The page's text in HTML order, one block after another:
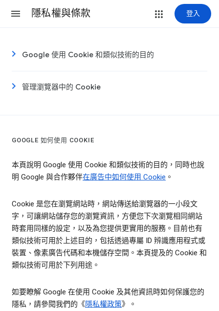
隱私權與條款 登入
Google 使用 Cookie 和類似技術的目的
管理瀏覽器中的 Cookie
GOOGLE 如何使用 COOKIE
本頁說明 Google 使用 Cookie 和類似技術的目的，同時也說
明 Google 與合作夥伴在廣告中如何使用 Cookie 。
Cookie 是您在瀏覽網站時，網站傳送給瀏覽器的一小段文
字，可讓網站儲存您的瀏覽資訊，方便您下次瀏覽相同網站
時套用同樣的設定，以及為您提供更實用的服務。目前也有
類似技術可用於上述目的，包括透過專屬 ID 辨識應用程式或
裝置、像素廣告代碼和本機儲存空間。本頁提及的 Cookie 和
類似技術可用於下列用途。
如要瞭解 Google 在使用 Cookie 及其他資訊時如何保護您的
隱私，請參閱我們的《隱私權政策》。